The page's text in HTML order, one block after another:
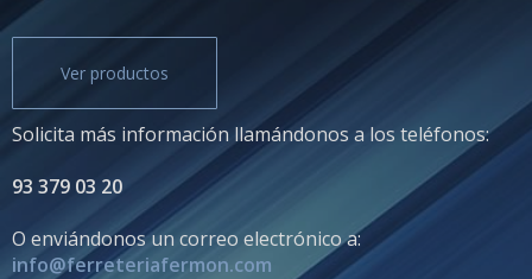
Ver productos
Solicita más información llamándonos a los teléfonos:
93 379 03 20
O enviándonos un correo electrónico a:
info@ferreteriafermon.com